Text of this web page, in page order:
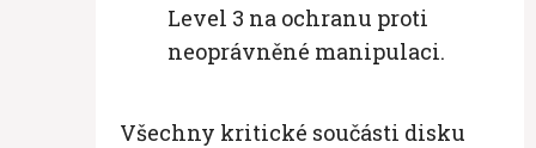
Level 3 na ochranu proti
neoprávněné manipulaci.
Všechny kritické součásti disku